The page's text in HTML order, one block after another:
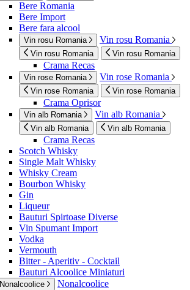
Bere Romania
Bere Import
Bere fara alcool
Vin rosu Romania Vin rosu Romania
Vin rosu Romania Vin rosu Romania
Crama Recas
Vin rose Romania Vin rose Romania
Vin rose Romania Vin rose Romania
Crama Oprisor
Vin alb Romania Vin alb Romania
Vin alb Romania Vin alb Romania
Crama Recas
Scotch Whisky
Single Malt Whisky
Whisky Cream
Bourbon Whisky
Gin
Liqueur
Bauturi Spirtoase Diverse
Vin Spumant Import
Vodka
Vermouth
Bitter - Aperitiv - Cocktail
Bauturi Alcoolice Miniaturi
Nonalcoolice Nonalcoolice